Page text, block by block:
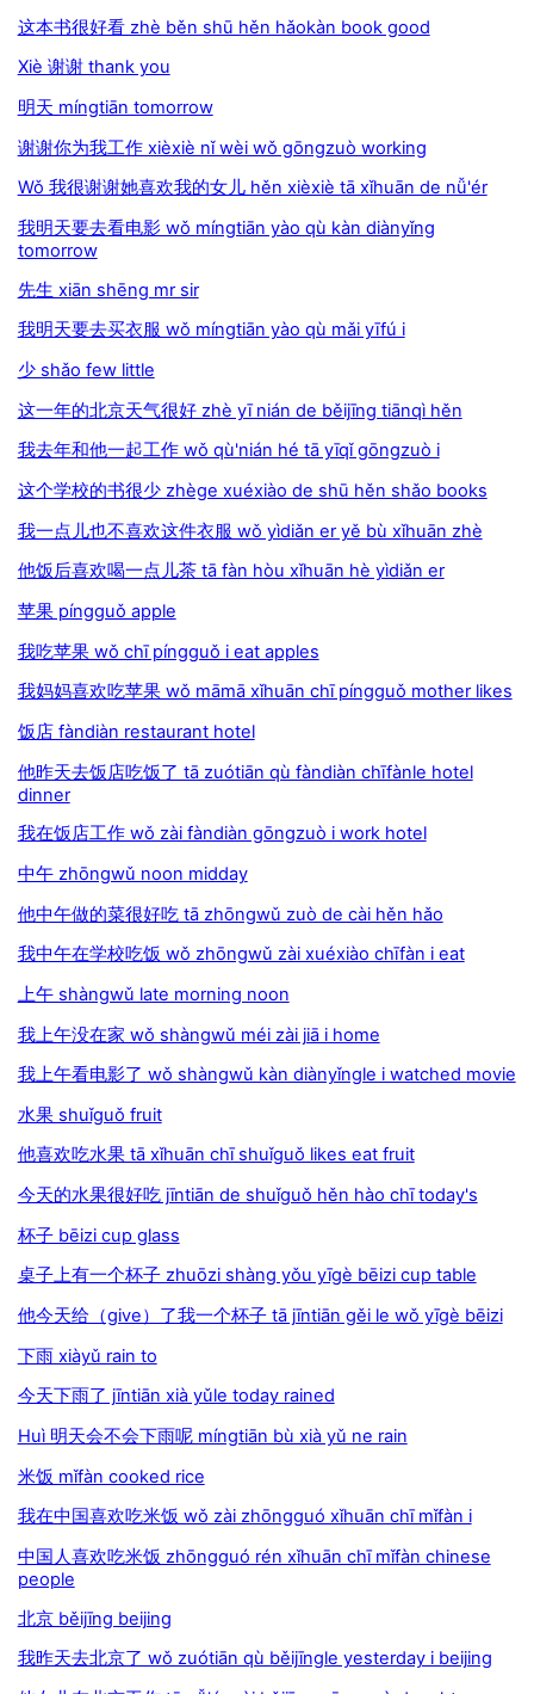
这本书很好看 zhè běn shū hěn hǎokàn book good
Xiè 谢谢 thank you
明天 míngtiān tomorrow
谢谢你为我工作 xièxiè nǐ wèi wǒ gōngzuò working
Wǒ 我很谢谢她喜欢我的女儿 hěn xièxiè tā xǐhuān de nǚ'ér
我明天要去看电影 wǒ míngtiān yào qù kàn diànyǐng
tomorrow
先生 xiān shēng mr sir
我明天要去买衣服 wǒ míngtiān yào qù mǎi yīfú i
少 shǎo few little
这一年的北京天气很好 zhè yī nián de běijīng tiānqì hěn
我去年和他一起工作 wǒ qù'nián hé tā yīqǐ gōngzuò i
这个学校的书很少 zhège xuéxiào de shū hěn shǎo books
我一点儿也不喜欢这件衣服 wǒ yìdiǎn er yě bù xǐhuān zhè
他饭后喜欢喝一点儿茶 tā fàn hòu xǐhuān hè yìdiǎn er
苹果 píngguǒ apple
我吃苹果 wǒ chī píngguǒ i eat apples
我妈妈喜欢吃苹果 wǒ māmā xǐhuān chī píngguǒ mother likes
饭店 fàndiàn restaurant hotel
他昨天去饭店吃饭了 tā zuótiān qù fàndiàn chīfànle hotel
dinner
我在饭店工作 wǒ zài fàndiàn gōngzuò i work hotel
中午 zhōngwǔ noon midday
他中午做的菜很好吃 tā zhōngwǔ zuò de cài hěn hǎo
我中午在学校吃饭 wǒ zhōngwǔ zài xuéxiào chīfàn i eat
上午 shàngwǔ late morning noon
我上午没在家 wǒ shàngwǔ méi zài jiā i home
我上午看电影了 wǒ shàngwǔ kàn diànyǐngle i watched movie
水果 shuǐguǒ fruit
他喜欢吃水果 tā xǐhuān chī shuǐguǒ likes eat fruit
今天的水果很好吃 jīntiān de shuǐguǒ hěn hào chī today's
杯子 bēizi cup glass
桌子上有一个杯子 zhuōzi shàng yǒu yīgè bēizi cup table
他今天给（give）了我一个杯子 tā jīntiān gěi le wǒ yīgè bēizi
下雨 xiàyǔ rain to
今天下雨了 jīntiān xià yǔle today rained
Huì 明天会不会下雨呢 míngtiān bù xià yǔ ne rain
米饭 mǐfàn cooked rice
我在中国喜欢吃米饭 wǒ zài zhōngguó xǐhuān chī mǐfàn i
中国人喜欢吃米饭 zhōngguó rén xǐhuān chī mǐfàn chinese
people
北京 běijīng beijing
我昨天去北京了 wǒ zuótiān qù běijīngle yesterday i beijing